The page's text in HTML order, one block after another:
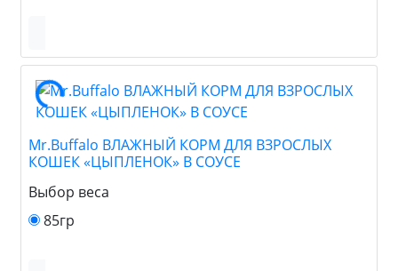
Mr.Buffalo ВЛАЖНЫЙ КОРМ ДЛЯ ВЗРОСЛЫХ
КОШЕК «ЦЫПЛЕНОК» В СОУСЕ
Выбор веса
85гр